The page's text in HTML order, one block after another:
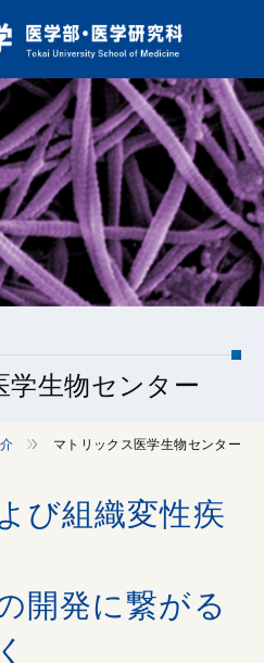
生物センター
マトリックス医学生物センター
び組織変性疾
開発に繋がる